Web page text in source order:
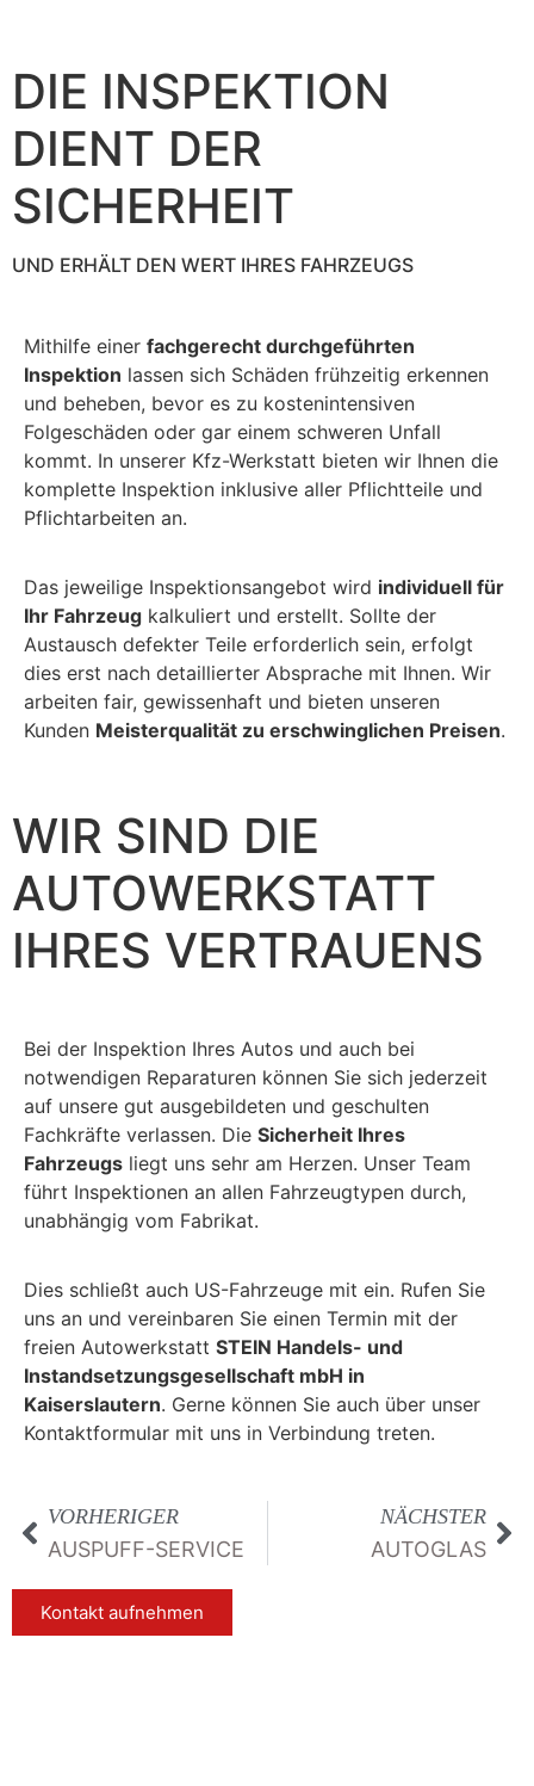
DIE INSPEKTION
DIENT DER
SICHERHEIT
UND ERHÄLT DEN WERT IHRES FAHRZEUGS
Mithilfe einer fachgerecht durchgeführten
Inspektion lassen sich Schäden frühzeitig erkennen
und beheben, bevor es zu kostenintensiven
Folgeschäden oder gar einem schweren Unfall
kommt. In unserer Kfz-Werkstatt bieten wir Ihnen die
komplette Inspektion inklusive aller Pflichtteile und
Pflichtarbeiten an.
Das jeweilige Inspektionsangebot wird individuell für
Ihr Fahrzeug kalkuliert und erstellt. Sollte der
Austausch defekter Teile erforderlich sein, erfolgt
dies erst nach detaillierter Absprache mit Ihnen. Wir
arbeiten fair, gewissenhaft und bieten unseren
Kunden Meisterqualität zu erschwinglichen Preisen.
WIR SIND DIE
AUTOWERKSTATT
IHRES VERTRAUENS
Bei der Inspektion Ihres Autos und auch bei
notwendigen Reparaturen können Sie sich jederzeit
auf unsere gut ausgebildeten und geschulten
Fachkräfte verlassen. Die Sicherheit Ihres
Fahrzeugs liegt uns sehr am Herzen. Unser Team
führt Inspektionen an allen Fahrzeugtypen durch,
unabhängig vom Fabrikat.
Dies schließt auch US-Fahrzeuge mit ein. Rufen Sie
uns an und vereinbaren Sie einen Termin mit der
freien Autowerkstatt STEIN Handels- und
Instandsetzungsgesellschaft mbH in
Kaiserslautern. Gerne können Sie auch über unser
Kontaktformular mit uns in Verbindung treten.
VORHERIGER
AUSPUFF-SERVICE
NÄCHSTER
AUTOGLAS
Kontakt aufnehmen